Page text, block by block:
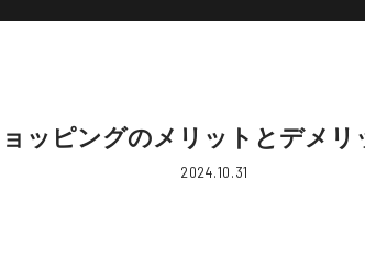
ッピングのメリットとデメリ
2024.10.31